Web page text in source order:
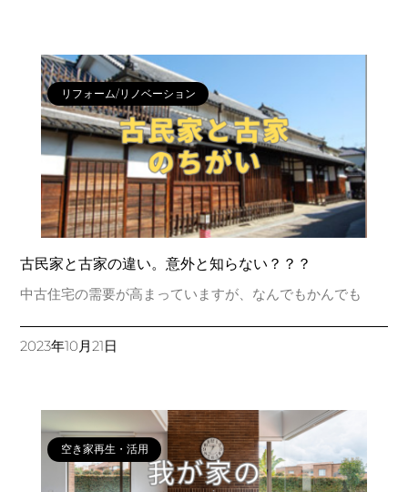
リフォーム/リノベーション
古民家と古家の違い。意外と知らない？？？
中古住宅の需要が高まっていますが、なんでもかんでも
2023年10月21日
空き家再生・活用